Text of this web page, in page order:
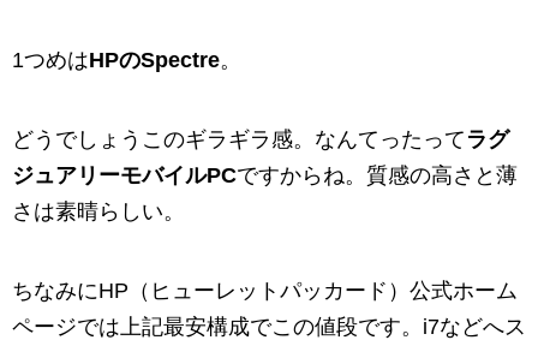
1つめはHPのSpectre。
どうでしょうこのギラギラ感。なんてったって ラグ
ジュアリーモバイルPCですからね。質感の高さと薄
さは素晴らしい。
ちなみにHP（ヒューレットパッカード）公式ホーム
ページでは上記最安構成でこの値段です。i7などへス